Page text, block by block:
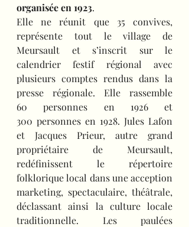
organisée en 1923.
Elle ne réunit que 35 convives,
représente tout le village de
Meursault et s’inscrit sur le
calendrier festif régional avec
plusieurs comptes rendus dans la
presse régionale. Elle rassemble
60 personnes en 1926 et
300 personnes en 1928. Jules Lafon
et Jacques Prieur, autre grand
propriétaire de Meursault,
redéfinissent le répertoire
folklorique local dans une acception
marketing, spectaculaire, théâtrale,
déclassant ainsi la culture locale
traditionnelle. Les paulées